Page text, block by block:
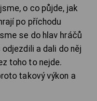
o co půjde, jak
po příchodu
se do hlav hráčů
a dali do něj
toho to nejde.
takový výkon a